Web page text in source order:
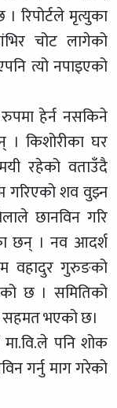
रिपोर्टले मृत्युका
चोट लागेको
त्यो नपाइएको
हेर्न नसकिने
किशोरीका घर
रहेको वताउँदै
गरिएको शव वुझ्न
छानविन गरि
छन् । नव आदर्श
वहादुर गुरुङको
छ । समितिको
सहमत भएको छ।
मा.वि.ले पनि शोक
गर्नु माग गरेको